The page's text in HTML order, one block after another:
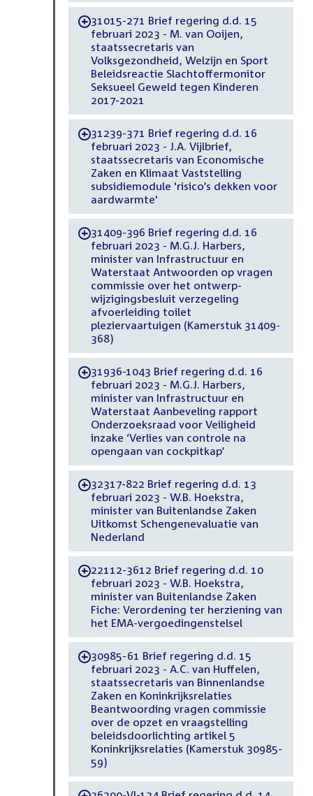
-31015-271 Brief regering d.d. 15
februari 2023 - M. van Ooijen,
staatssecretaris van
Volksgezondheid, Welzijn en Sport
Beleidsreactie Slachtoffermonitor
Seksueel Geweld tegen Kinderen
2017-2021
-31239-371 Brief regering d.d. 16
februari 2023 - J.A. Vijlbrief,
staatssecretaris van Economische
Zaken en Klimaat Vaststelling
subsidiemodule 'risico’s dekken voor
aardwarmte'
-31409-396 Brief regering d.d. 16
februari 2023 - M.G.J. Harbers,
minister van Infrastructuur en
Waterstaat Antwoorden op vragen
commissie over het ontwerp-
wijzigingsbesluit verzegeling
afvoerleiding toilet
pleziervaartuigen (Kamerstuk 31409-
368)
-31936-1043 Brief regering d.d. 16
februari 2023 - M.G.J. Harbers,
minister van Infrastructuur en
Waterstaat Aanbeveling rapport
Onderzoeksraad voor Veiligheid
inzake ‘Verlies van controle na
opengaan van cockpitkap’
-32317-822 Brief regering d.d. 13
februari 2023 - W.B. Hoekstra,
minister van Buitenlandse Zaken
Uitkomst Schengenevaluatie van
Nederland
-22112-3612 Brief regering d.d. 10
februari 2023 - W.B. Hoekstra,
minister van Buitenlandse Zaken
Fiche: Verordening ter herziening van
het EMA-vergoedingenstelsel
-30985-61 Brief regering d.d. 15
februari 2023 - A.C. van Huffelen,
staatssecretaris van Binnenlandse
Zaken en Koninkrijksrelaties
Beantwoording vragen commissie
over de opzet en vraagstelling
beleidsdoorlichting artikel 5
Koninkrijksrelaties (Kamerstuk 30985-
59)